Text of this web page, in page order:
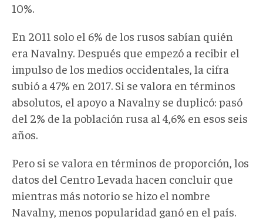
10%.
En 2011 solo el 6% de los rusos sabían quién
era Navalny. Después que empezó a recibir el
impulso de los medios occidentales, la cifra
subió a 47% en 2017. Si se valora en términos
absolutos, el apoyo a Navalny se duplicó: pasó
del 2% de la población rusa al 4,6% en esos seis
años.
Pero si se valora en términos de proporción, los
datos del Centro Levada hacen concluir que
mientras más notorio se hizo el nombre
Navalny, menos popularidad ganó en el país.